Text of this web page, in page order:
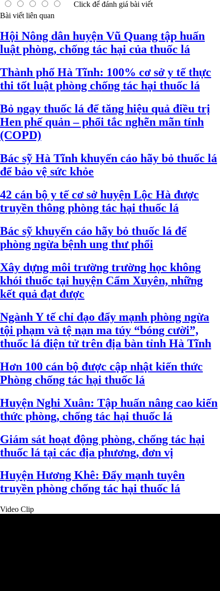
Click để đánh giá bài viết
Bài viết liên quan
Hội Nông dân huyện Vũ Quang tập huấn
luật phòng, chống tác hại của thuốc lá
Thành phố Hà Tĩnh: 100% cơ sở y tế thực
thi tốt luật phòng chống tác hại thuốc lá
Bỏ ngay thuốc lá để tăng hiệu quả điều trị
Hen phế quản – phổi tắc nghẽn mãn tính
(COPD)
Bác sỹ Hà Tĩnh khuyến cáo hãy bỏ thuốc lá
để bảo vệ sức khỏe
42 cán bộ y tế cơ sở huyện Lộc Hà được
truyền thông phòng tác hại thuốc lá
Bác sỹ khuyến cáo hãy bỏ thuốc lá để
phòng ngừa bệnh ung thư phổi
Xây dựng môi trường trường học không
khói thuốc tại huyện Cẩm Xuyên, những
kết quả đạt được
Ngành Y tế chỉ đạo đẩy mạnh phòng ngừa
tội phạm và tệ nạn ma túy “bóng cười”,
thuốc lá điện tử trên địa bàn tỉnh Hà Tĩnh
Hơn 100 cán bộ được cập nhật kiến thức
Phòng chống tác hại thuốc lá
Huyện Nghi Xuân: Tập huấn nâng cao kiến
thức phòng, chống tác hại thuốc lá
Giám sát hoạt động phòng, chống tác hại
thuốc lá tại các địa phương, đơn vị
Huyện Hương Khê: Đẩy mạnh tuyên
truyền phòng chống tác hại thuốc lá
Video Clip